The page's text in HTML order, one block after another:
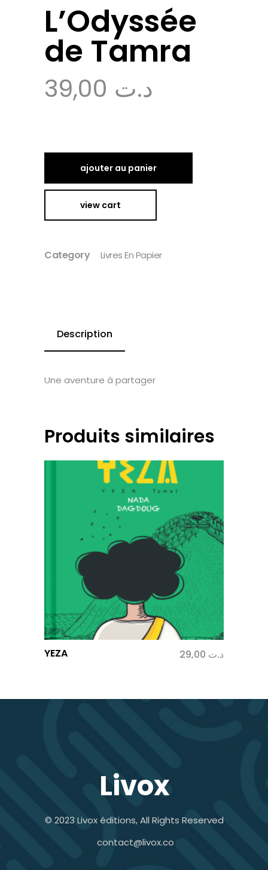
L’Odyssée
de Tamra
د.ت
ajouter au panier
view cart
Category Livres En Papier
Description
Une aventure à partager
Produits similaires
YEZA د.ت
Livox
© 2023 Livox éditions, All Rights Reserved
contact@livox.co